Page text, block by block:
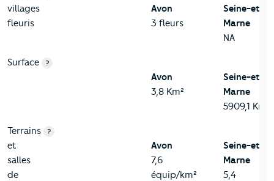
villages
fleuris
Avon
3 fleurs
Seine-et-
Marne
NA
Surface ?
Avon
3,8 Km²
Seine-et-
Marne
5909,1 Km²
Terrains
et
salles
de
?
Avon
7,6
équip/km²
Seine-et-
Marne
5,4